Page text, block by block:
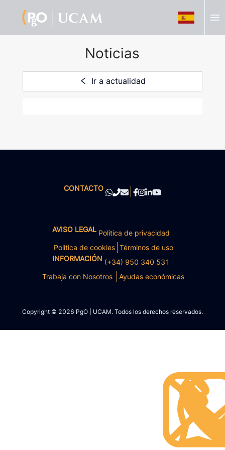
menu
Noticias
Ir a actualidad
CONTACTO
AVISO LEGAL Politica de privacidad
Politica de cookies Términos de uso
INFORMACIÓN (+34) 950 340 531
Trabaja con Nosotros
Ayudas económicas
Copyright © 2026 PgO | UCAM. Todos los derechos reservados.